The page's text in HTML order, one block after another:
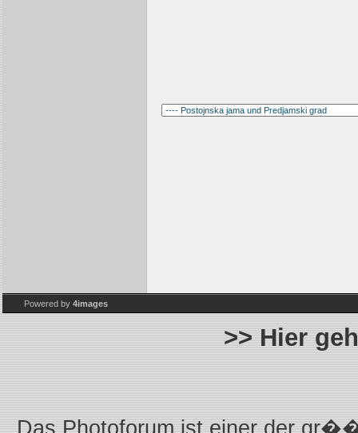
Powered by 4images
>> Hier
Das Photoforum ist einer der